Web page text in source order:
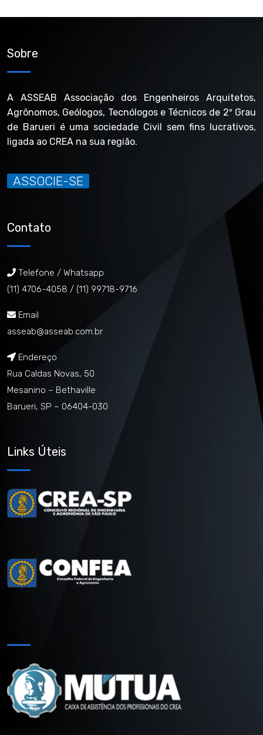
Sobre
A ASSEAB Associação dos Engenheiros Arquitetos,
Agrônomos, Geólogos, Tecnólogos e Técnicos de 2º Grau
de Barueri é uma sociedade Civil sem fins lucrativos,
ligada ao CREA na sua região.
ASSOCIE-SE
Contato
Telefone / Whatsapp
(11) 4706-4058 / (11) 99718-9716
Email
asseab@asseab.com.br
Endereço
Rua Caldas Novas, 50
Mesanino – Bethaville
Barueri, SP – 06404-030
Links Úteis